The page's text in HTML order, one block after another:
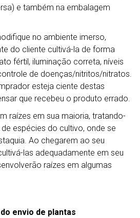
e também na embalagem
no ambiente imerso,
do cliente cultivá-la de forma
fértil, iluminação correta, níveis
de doenças/nitritos/nitratos.
esteja ciente destas
que recebeu o produto errado.
raízes em sua maioria, tratando-
espécies do cultivo, onde se
Ao chegarem ao seu
las adequadamente em seu
raízes em algumas
envio de plantas